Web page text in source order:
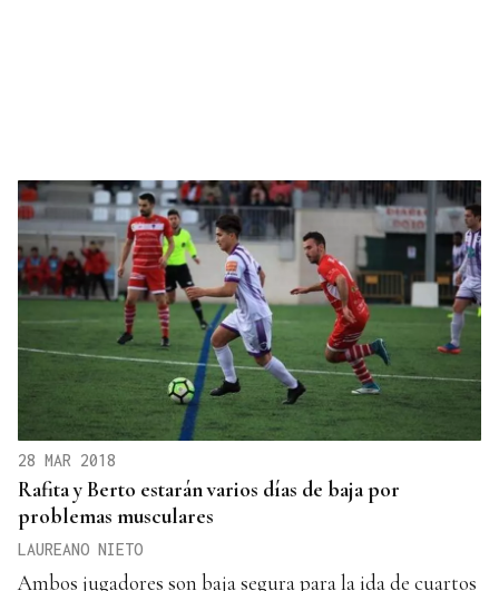
28 MAR 2018
Rafita y Berto estarán varios días de baja por
problemas musculares
LAUREANO NIETO
Ambos jugadores son baja segura para la ida de cuartos